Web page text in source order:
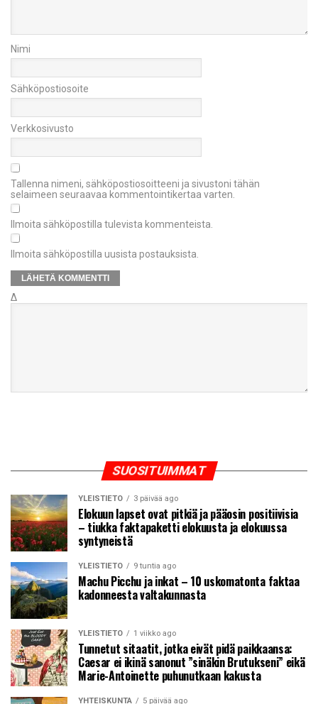
Nimi
Sähköpostiosoite
Verkkosivusto
Tallenna nimeni, sähköpostiosoitteeni ja sivustoni tähän
selaimeen seuraavaa kommentointikertaa varten.
Ilmoita sähköpostilla tulevista kommenteista.
Ilmoita sähköpostilla uusista postauksista.
Δ
SUOSITUIMMAT
YLEISTIETO 3 päivää ago
Elokuun lapset ovat pitkiä ja pääosin positiivisia
– tiukka faktapaketti elokuusta ja elokuussa
syntyneistä
YLEISTIETO 9 tuntia ago
Machu Picchu ja inkat – 10 uskomatonta faktaa
kadonneesta valtakunnasta
YLEISTIETO 1 viikko ago
Tunnetut sitaatit, jotka eivät pidä paikkaansa:
Caesar ei ikinä sanonut ”sinäkin Brutukseni” eikä
Marie-Antoinette puhunutkaan kakusta
YHTEISKUNTA 5 päivää ago